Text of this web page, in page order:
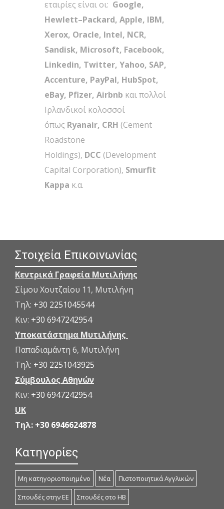
εταιρίες είναι οι: Google,
Hewlett–Packard, Apple, IBM,
Xerox, Oracle, Intel, NCR,
Sandisk, Microsoft, Facebook,
Linkedin, Twitter, Yahoo, SAP,
Accenture, PayPal, HubSpot,
eBay, Pfizer, Airbnb και πολλοί
Ιρλανδικοί κολοσσοί
όπως Ryanair, CRH (Cement
Roadstone
Holdings), DCC (Development
Capital Corporation), Smurfit
Kappa κ.α.
Στοιχεία Επικοινωνίας
Κεντρικά Γραφεία Μυτιλήνης
Σίμου Χουτζαίου 11, Μυτιλήνη
Τηλ: +30 2251045544
Κιν: +30 6947242954
Υποκατάστημα Μυτιλήνης
Παπαδιαμάντη 6, Μυτιλήνη
Τηλ: +30 2251043925
Σύμβουλος Αθηνών
Κιν: +30 6947242954
UK
Τηλ: +30 6946624878
Κατηγορίες
Μη κατηγοριοποιημένο Νέα Πιστοποιητικά Αγγλικών
Σπουδές στην ΕΕ Σπουδές στο ΗΒ